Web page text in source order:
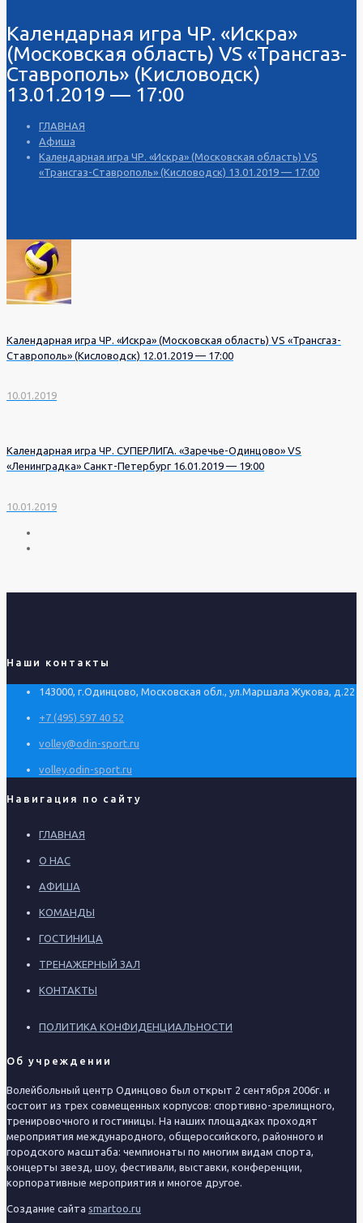
Календарная игра ЧР. «Искра»
(Московская область) VS «Трансгаз-
Ставрополь» (Кисловодск)
13.01.2019 — 17:00
ГЛАВНАЯ
Афиша
Календарная игра ЧР. «Искра» (Московская область) VS
«Трансгаз-Ставрополь» (Кисловодск) 13.01.2019 — 17:00
Календарная игра ЧР. «Искра» (Московская область) VS «Трансгаз-
Ставрополь» (Кисловодск) 12.01.2019 — 17:00
10.01.2019
Календарная игра ЧР. СУПЕРЛИГА. «Заречье-Одинцово» VS
«Ленинградка» Санкт-Петербург 16.01.2019 — 19:00
10.01.2019
Наши контакты
143000, г.Одинцово, Московская обл., ул.Маршала Жукова, д.22
+7 (495) 597 40 52
volley@odin-sport.ru
volley.odin-sport.ru
Навигация по сайту
ГЛАВНАЯ
О НАС
АФИША
КОМАНДЫ
ГОСТИНИЦА
ТРЕНАЖЕРНЫЙ ЗАЛ
КОНТАКТЫ
ПОЛИТИКА КОНФИДЕНЦИАЛЬНОСТИ
Об учреждении
Волейбольный центр Одинцово был открыт 2 сентября 2006г. и
состоит из трех совмещенных корпусов: спортивно-зрелищного,
тренировочного и гостиницы. На наших площадках проходят
мероприятия международного, общероссийского, районного и
городского масштаба: чемпионаты по многим видам спорта,
концерты звезд, шоу, фестивали, выставки, конференции,
корпоративные мероприятия и многое другое.
Создание сайта smartoo.ru